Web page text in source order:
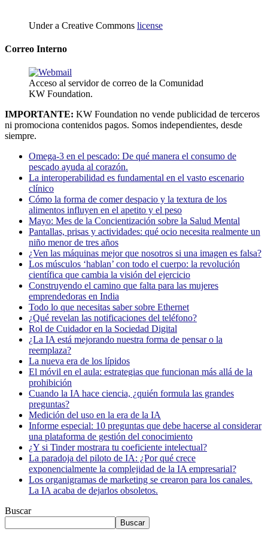
Under a Creative Commons license
Correo Interno
Acceso al servidor de correo de la Comunidad
KW Foundation.
IMPORTANTE: KW Foundation no vende publicidad de terceros
ni promociona contenidos pagos. Somos independientes, desde
siempre.
Omega-3 en el pescado: De qué manera el consumo de
pescado ayuda al corazón.
La interoperabilidad es fundamental en el vasto escenario
clínico
Cómo la forma de comer despacio y la textura de los
alimentos influyen en el apetito y el peso
Mayo: Mes de la Concientización sobre la Salud Mental
Pantallas, prisas y actividades: qué ocio necesita realmente un
niño menor de tres años
¿Ven las máquinas mejor que nosotros si una imagen es falsa?
Los músculos ‘hablan’ con todo el cuerpo: la revolución
científica que cambia la visión del ejercicio
Construyendo el camino que falta para las mujeres
emprendedoras en India
Todo lo que necesitas saber sobre Ethernet
¿Qué revelan las notificaciones del teléfono?
Rol de Cuidador en la Sociedad Digital
¿La IA está mejorando nuestra forma de pensar o la
reemplaza?
La nueva era de los lípidos
El móvil en el aula: estrategias que funcionan más allá de la
prohibición
Cuando la IA hace ciencia, ¿quién formula las grandes
preguntas?
Medición del uso en la era de la IA
Informe especial: 10 preguntas que debe hacerse al considerar
una plataforma de gestión del conocimiento
¿Y si Tinder mostrara tu coeficiente intelectual?
La paradoja del piloto de IA: ¿Por qué crece
exponencialmente la complejidad de la IA empresarial?
Los organigramas de marketing se crearon para los canales.
La IA acaba de dejarlos obsoletos.
Buscar
Buscar